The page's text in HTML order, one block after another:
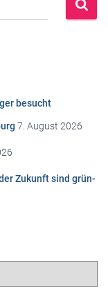
besucht
7. August 2026
Zukunft sind grün-